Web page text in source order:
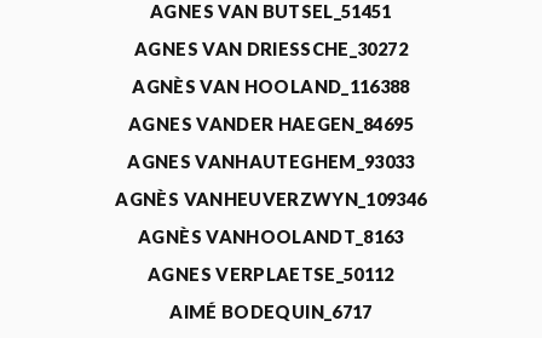
AGNES VAN BUTSEL_51451
AGNES VAN DRIESSCHE_30272
AGNÈS VAN HOOLAND_116388
AGNES VANDER HAEGEN_84695
AGNES VANHAUTEGHEM_93033
AGNÈS VANHEUVERZWYN_109346
AGNÈS VANHOOLANDT_8163
AGNES VERPLAETSE_50112
AIMÉ BODEQUIN_6717